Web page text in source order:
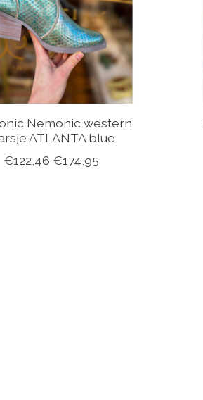
Nemonic western
ATLANTA blue
€122,46 €174,95